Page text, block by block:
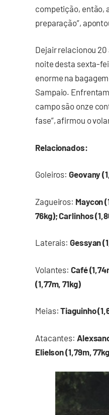
competição, então,
preparação”,
Dejair relacionou 20
noite desta sexta-
enorme na
Sampaio.
campo são onze
fase”, afirmou o
Relacionados:
Goleiros: Geovany
Zagueiros: Maycon
76kg); Carlinhos
Laterais: Gessyan
Volantes: Café
(1,77m, 71kg)
Meias: Tiaguinho
Atacantes:
Elielson (1,79m,